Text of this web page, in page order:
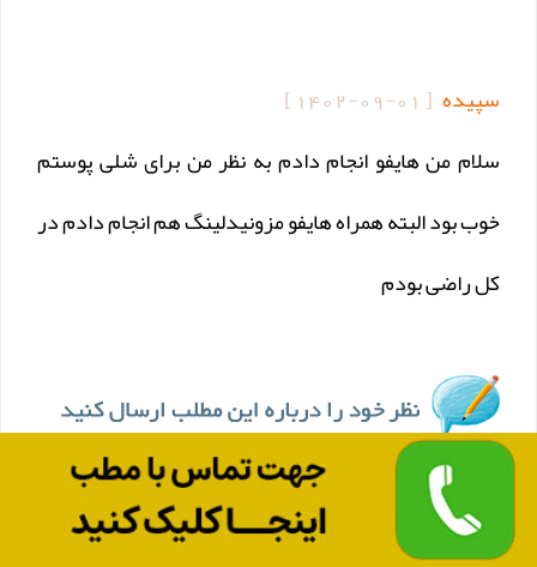
سپیده [
1402-09-01
]
سلام من هایفو انجام دادم به نظر من برای شلی پوستم
خوب بود البته همراه هایفو مزونیدلینگ هم انجام دادم در
کل راضی بودم
برای متن پیام فقط از حروف فارسی استفاده کنید .
این فرم صرفا جهت دریافت نظرات ، پیشنهادات و انتقادات کاربران در مورد